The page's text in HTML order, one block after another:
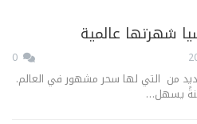
شهرتها عالمية
من التي لها سحر مشهور في العالم.
يسهل…